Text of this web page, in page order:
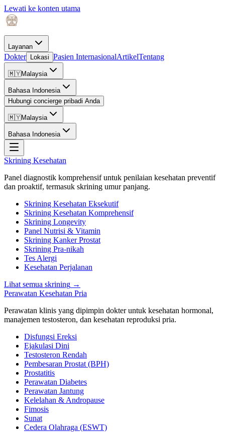
Lewati ke konten utama
Layanan
Dokter Lokasi Pasien InternasionalArtikelTentang
🇲🇾Malaysia
Bahasa Indonesia
Hubungi concierge pribadi Anda
🇲🇾Malaysia
Bahasa Indonesia
Skrining Kesehatan
Panel diagnostik komprehensif untuk penilaian kesehatan preventif
dan proaktif, termasuk skrining umur panjang.
Skrining Kesehatan Eksekutif
Skrining Kesehatan Komprehensif
Skrining Longevity
Panel Nutrisi & Vitamin
Skrining Kanker Prostat
Skrining Pra-nikah
Tes Alergi
Kesehatan Perjalanan
Lihat semua skrining →
Perawatan Kesehatan Pria
Perawatan klinis yang dipimpin dokter untuk kesehatan hormonal,
manajemen testosteron, dan kesehatan reproduksi pria.
Disfungsi Ereksi
Ejakulasi Dini
Testosteron Rendah
Pembesaran Prostat (BPH)
Prostatitis
Perawatan Diabetes
Perawatan Jantung
Kelelahan & Andropause
Fimosis
Sunat
Cedera Olahraga (ESWT)